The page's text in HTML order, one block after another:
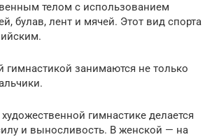
телом с использованием
булав, лент и мячей. Этот вид спорта
гимнастикой занимаются не только
гимнастике делается
и выносливость. В женской — на